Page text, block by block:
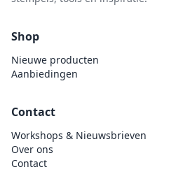
Shop
Nieuwe producten
Aanbiedingen
Contact
Workshops & Nieuwsbrieven
Over ons
Contact